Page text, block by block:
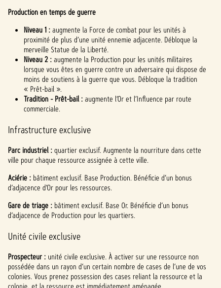
Production en temps de guerre
Niveau 1 :augmente la Force de combat pour les unités à
proximité de plus d’une unité ennemie adjacente. Débloque la
merveille Statue de la Liberté.
Niveau 2 :augmente la Production pour les unités militaires
lorsque vous êtes en guerre contre un adversaire qui dispose de
moins de soutiens à la guerre que vous. Débloque la tradition
« Prêt-bail ».
Tradition - Prêt-bail :augmente l’Or et l’Influence par route
commerciale.
Infrastructure exclusive
Parc industriel :quartier exclusif. Augmente la nourriture dans cette
ville pour chaque ressource assignée à cette ville.
Aciérie : bâtiment exclusif. Base Production. Bénéficie d’un bonus
d’adjacence d’Or pour les ressources.
Gare de triage : bâtiment exclusif. Base Or. Bénéficie d’un bonus
d’adjacence de Production pour les quartiers.
Unité civile exclusive
Prospecteur : unité civile exclusive. À activer sur une ressource non
possédée dans un rayon d’un certain nombre de cases de l’une de vos
colonies. Vous prenez possession des cases reliant la ressource et la